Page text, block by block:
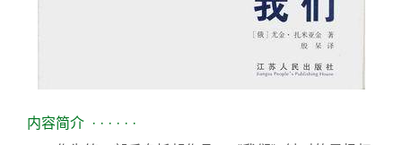
内容简介 · · · · · ·